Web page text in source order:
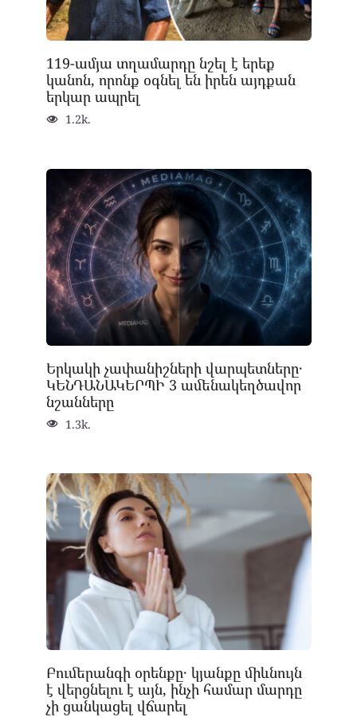
119-ամյա տղամարդը նշել է երեք
կանոն, որոնք օգնել են իրեն այդքան
երկար ապրել
1.2k.
Երկակի չափանիշների վարպետները․
ԿԵՆԴԱՆԱԿԵՐՊԻ 3 ամենակեղծավոր
նշանները
1.3k.
Բումերանգի օրենքը․ կյանքը միևնույն
է վերցնելու է այն, ինչի համար մարդը
չի ցանկացել վճարել